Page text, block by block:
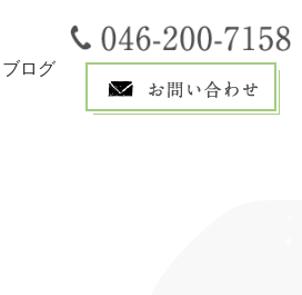
ブログ